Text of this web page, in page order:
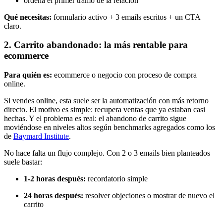
Qué necesitas: formulario activo + 3 emails escritos + un CTA
claro.
2. Carrito abandonado: la más rentable para
ecommerce
Para quién es: ecommerce o negocio con proceso de compra
online.
Si vendes online, esta suele ser la automatización con más retorno
directo. El motivo es simple: recupera ventas que ya estaban casi
hechas. Y el problema es real: el abandono de carrito sigue
moviéndose en niveles altos según benchmarks agregados como los
de Baymard Institute.
No hace falta un flujo complejo. Con 2 o 3 emails bien planteados
suele bastar:
1-2 horas después: recordatorio simple
24 horas después: resolver objeciones o mostrar de nuevo el
carrito